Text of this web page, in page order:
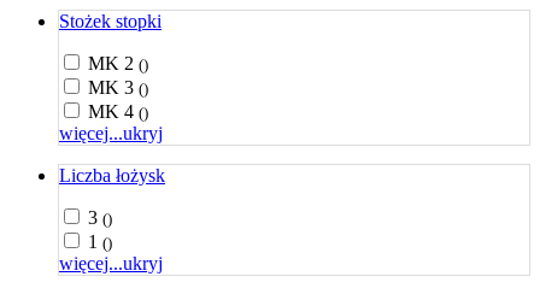
Stożek stopki
MK 2 ()
MK 3 ()
MK 4 ()
więcej...ukryj
Liczba łożysk
3 ()
1 ()
więcej...ukryj